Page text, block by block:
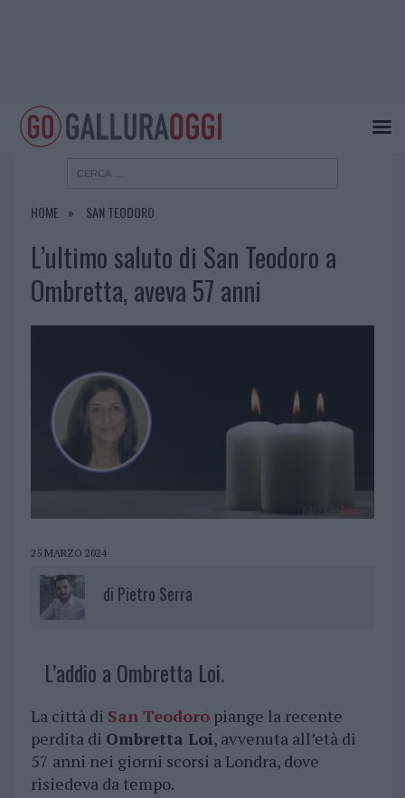
HOME SAN TEODORO
L’ultimo saluto di San Teodoro a
Ombretta, aveva 57 anni
25 MARZO 2024
di Pietro Serra
L’addio a Ombretta Loi.
La città di San Teodoropiange la recente
perdita di Ombretta Loi, avvenuta all’età di
57 anni nei giorni scorsi a Londra, dove
risiedeva da tempo.